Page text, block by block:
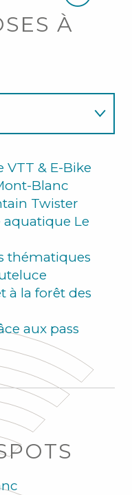
À
& E-Bike
Blanc
Twister
aquatique Le
thématiques
à la forêt des
aux pass